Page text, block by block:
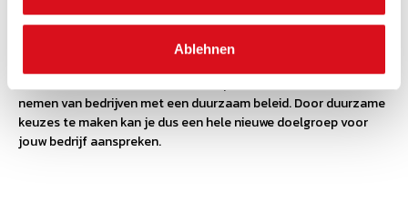
Ablehnen
vertrouwen van klanten, belanghebbenden en investeerders
zorgt. Waardoor je als bedrijf weer nieuwe kansen en
nemen van bedrijven met een duurzaam beleid. Door duurzame
keuzes te maken kan je dus een hele nieuwe doelgroep voor
jouw bedrijf aanspreken.